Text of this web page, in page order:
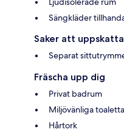
Sängkläder
Saker att uppskatta
Separat
Fräscha upp dig
Privat badrum
Miljövänliga
Hårtork